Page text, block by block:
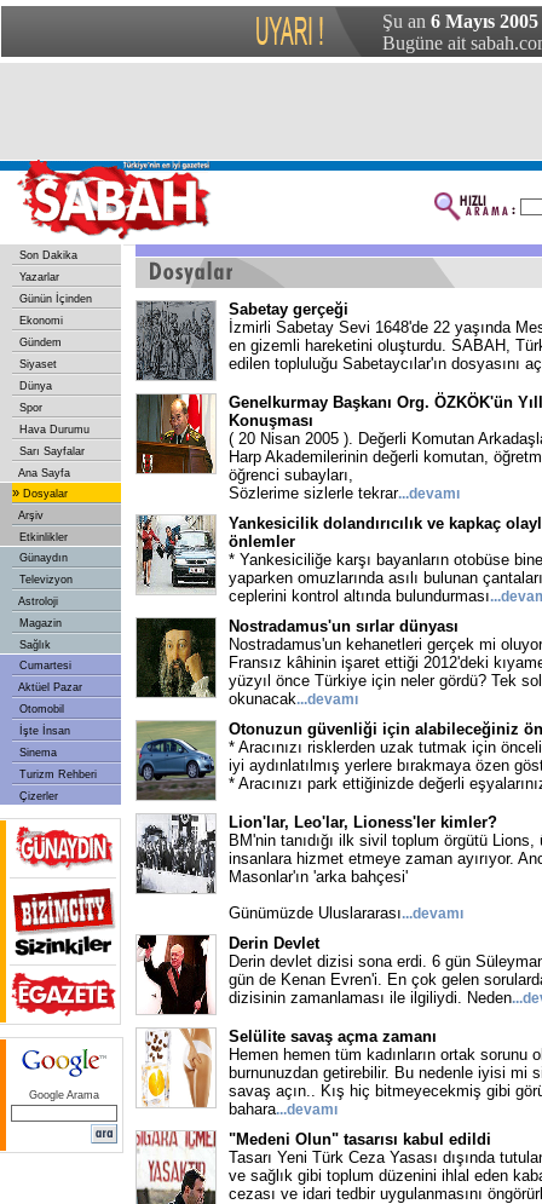
Şu an 6 Mayıs
Bugüne ait
Son Dakika
Yazarlar
Günün İçinden
Ekonomi
Gündem
Siyaset
Dünya
Spor
Hava Durumu
Sarı Sayfalar
Ana Sayfa
» Dosyalar
Arşiv
Etkinlikler
Günaydın
Televizyon
Astroloji
Magazin
Sağlık
Cumartesi
Aktüel Pazar
Otomobil
İşte İnsan
Sinema
Turizm Rehberi
Çizerler
Google Arama
Sabetay gerçeği
İzmirli Sabetay Sevi 1648'de 22 yaşında
en gizemli hareketini oluşturdu. SABAH,
edilen topluluğu Sabetaycılar'ın dosyasını
Genelkurmay Başkanı Org. ÖZKÖK'ün
Konuşması
( 20 Nisan 2005 ). Değerli Komutan
Harp Akademilerinin değerli komutan,
öğrenci subayları,
Sözlerime sizlerle tekrar...devamı
Yankesicilik dolandırıcılık ve kapkaç
önlemler
* Yankesiciliğe karşı bayanların otobüse
yaparken omuzlarında asılı bulunan
ceplerini kontrol altında bulundurması...
Nostradamus'un sırlar dünyası
Nostradamus'un kehanetleri gerçek mi
Fransız kâhinin işaret ettiği 2012'deki
yüzyıl önce Türkiye için neler gördü? Tek
okunacak...devamı
Otonuzun güvenliği için alabileceğiniz
* Aracınızı risklerden uzak tutmak için
iyi aydınlatılmış yerlere bırakmaya özen
* Aracınızı park ettiğinizde değerli
Lion'lar, Leo'lar, Lioness'ler kimler?
BM'nin tanıdığı ilk sivil toplum örgütü Lions,
insanlara hizmet etmeye zaman ayırıyor.
Masonlar'ın 'arka bahçesi'
Günümüzde Uluslararası...devamı
Derin Devlet
Derin devlet dizisi sona erdi. 6 gün
gün de Kenan Evren'i. En çok gelen
dizisinin zamanlaması ile ilgiliydi. Neden...
Selülite savaş açma zamanı
Hemen hemen tüm kadınların ortak sorunu
burnunuzdan getirebilir. Bu nedenle iyisi mi
savaş açın.. Kış hiç bitmeyecekmiş gibi
bahara...devamı
"Medeni Olun" tasarısı kabul edildi
Tasarı Yeni Türk Ceza Yasası dışında
ve sağlık gibi toplum düzenini ihlal eden
cezası ve idari tedbir uygulanmasını